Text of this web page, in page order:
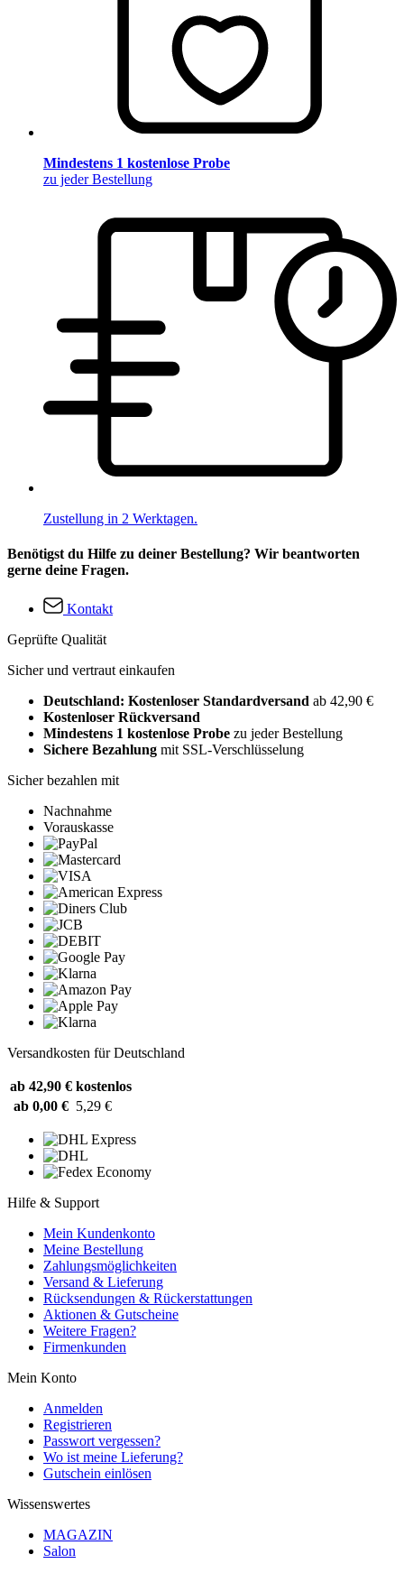
Mindestens 1 kostenlose Probe
zu jeder Bestellung
Zustellung in 2 Werktagen.
Benötigst du Hilfe zu deiner Bestellung? Wir beantworten
gerne deine Fragen.
Kontakt
Geprüfte Qualität
Sicher und vertraut einkaufen
Deutschland: Kostenloser Standardversand ab 42,90 €
Kostenloser Rückversand
Mindestens 1 kostenlose Probe zu jeder Bestellung
Sichere Bezahlung mit SSL-Verschlüsselung
Sicher bezahlen mit
Nachnahme
Vorauskasse
Versandkosten für Deutschland
ab 42,90 € kostenlos
ab 0,00 € 5,29 €
Hilfe & Support
Mein Kundenkonto
Meine Bestellung
Zahlungsmöglichkeiten
Versand & Lieferung
Rücksendungen & Rückerstattungen
Aktionen & Gutscheine
Weitere Fragen?
Firmenkunden
Mein Konto
Anmelden
Registrieren
Passwort vergessen?
Wo ist meine Lieferung?
Gutschein einlösen
Wissenswertes
MAGAZIN
Salon